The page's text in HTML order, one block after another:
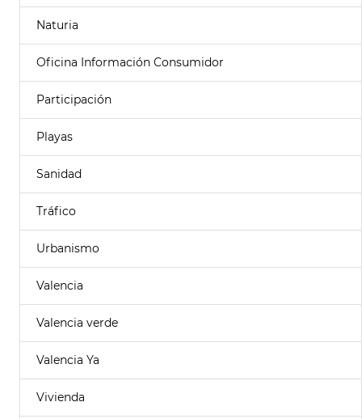
Naturia
Oficina Información Consumidor
Participación
Playas
Sanidad
Tráfico
Urbanismo
Valencia
Valencia verde
Valencia Ya
Vivienda